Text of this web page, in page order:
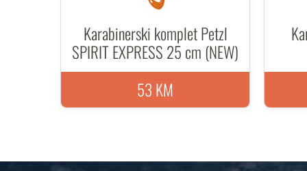
Karabinerski komplet Petzl
SPIRIT EXPRESS 25 cm (NEW)
53 KM